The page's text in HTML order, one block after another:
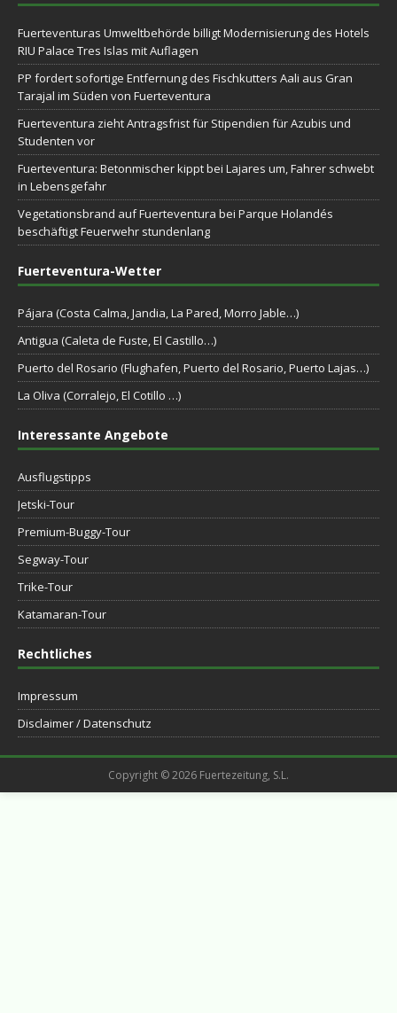
Fuerteventuras Umweltbehörde billigt Modernisierung des Hotels
RIU Palace Tres Islas mit Auflagen
PP fordert sofortige Entfernung des Fischkutters Aali aus Gran
Tarajal im Süden von Fuerteventura
Fuerteventura zieht Antragsfrist für Stipendien für Azubis und
Studenten vor
Fuerteventura: Betonmischer kippt bei Lajares um, Fahrer schwebt
in Lebensgefahr
Vegetationsbrand auf Fuerteventura bei Parque Holandés
beschäftigt Feuerwehr stundenlang
Fuerteventura-Wetter
Pájara (Costa Calma, Jandia, La Pared, Morro Jable…)
Antigua (Caleta de Fuste, El Castillo…)
Puerto del Rosario (Flughafen, Puerto del Rosario, Puerto Lajas…)
La Oliva (Corralejo, El Cotillo …)
Interessante Angebote
Ausflugstipps
Jetski-Tour
Premium-Buggy-Tour
Segway-Tour
Trike-Tour
Katamaran-Tour
Rechtliches
Impressum
Disclaimer / Datenschutz
Copyright © 2026 Fuertezeitung, S.L.